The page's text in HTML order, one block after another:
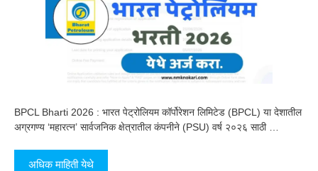
BPCL Bharti 2026 : भारत पेट्रोलियम कॉर्पोरेशन लिमिटेड (BPCL) या देशातील
अग्रगण्य ‘महारत्न’ सार्वजनिक क्षेत्रातील कंपनीने (PSU) वर्ष २०२६ साठी …
अधिक माहिती येथे